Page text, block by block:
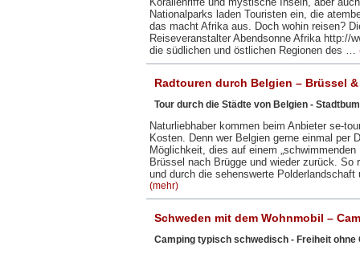
Nationalparks laden Touristen ein, die
das macht Afrika aus. Doch wohin reisen?
Reiseveranstalter Abendsonne Afrika http://
die südlichen und östlichen Regionen des …
Radtouren durch Belgien – Brüssel
Tour durch die Städte von Belgien -
Naturliebhaber kommen beim Anbieter se-
Kosten. Denn wer Belgien gerne einmal per
Möglichkeit, dies auf einem
Brüssel nach Brügge und wieder zurück.
und durch die sehenswerte
(mehr)
Schweden mit dem Wohnmobil –
Camping typisch schwedisch - Freiheit ohne